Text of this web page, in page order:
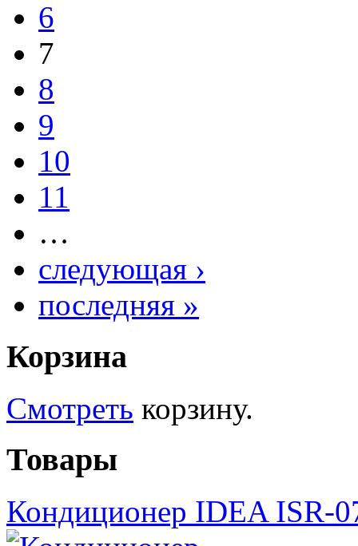
6
7
8
9
10
11
…
следующая ›
последняя »
Корзина
Смотреть корзину.
Товары
Кондиционер IDEA ISR-